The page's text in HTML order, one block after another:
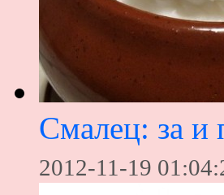
Смалец: за и
2012-11-19